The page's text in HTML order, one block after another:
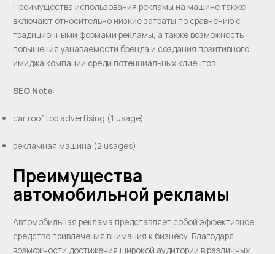
Преимущества использования рекламы на машине также
включают относительно низкие затраты по сравнению с
традиционными формами рекламы, а также возможность
повышения узнаваемости бренда и создания позитивного
имиджа компании среди потенциальных клиентов.
SEO Note:
car roof top advertising (1 usage)
рекламная машина (2 usages)
Преимущества
автомобильной рекламы
Автомобильная реклама представляет собой эффективное
средство привлечения внимания к бизнесу. Благодаря
возможности достижения широкой аудитории в различных